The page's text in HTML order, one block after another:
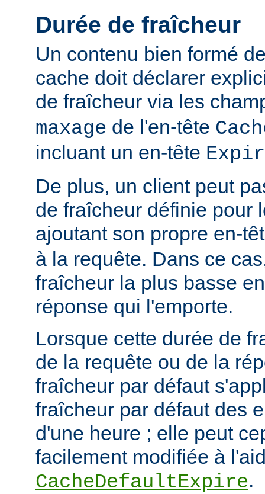
Durée de fraîcheur
Un contenu bien formé
cache doit déclarer
de fraîcheur via les
maxage de l'en-tête
incluant un en-tête
De plus, un client peut
de fraîcheur définie pour
ajoutant son propre en-
à la requête. Dans ce
fraîcheur la plus basse
réponse qui l'emporte.
Lorsque cette durée de
de la requête ou de la
fraîcheur par défaut
fraîcheur par défaut des
d'une heure ; elle peut
facilement modifiée à
CacheDefaultExpire.